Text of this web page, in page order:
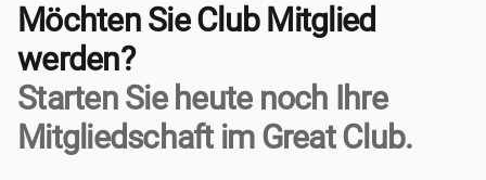
Möchten Sie Club Mitglied
werden?
Starten Sie heute noch Ihre
Mitgliedschaft im Great Club.